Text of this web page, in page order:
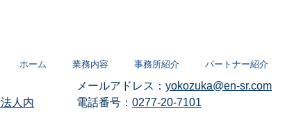
ホーム 業務内容 事務所紹介 パートナー紹介
人内
メールアドレス： yokozuka@en-sr.com
電話番号： 0277-20-7101